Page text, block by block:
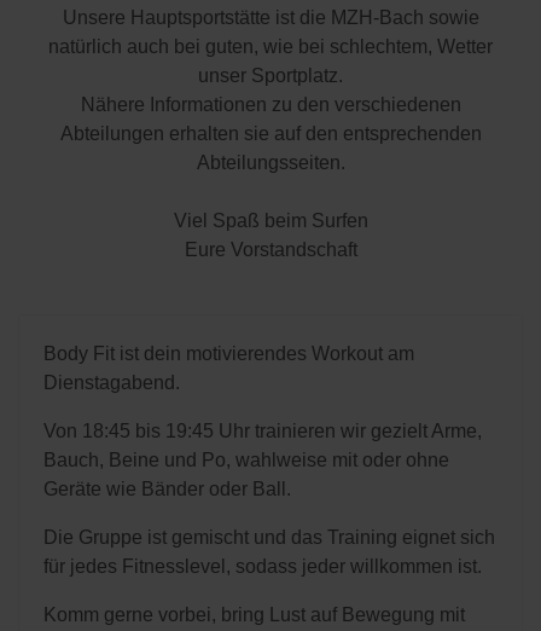
Unsere Hauptsportstätte ist die MZH-Bach sowie
natürlich auch bei guten, wie bei schlechtem, Wetter
unser Sportplatz.
Nähere Informationen zu den verschiedenen
Abteilungen erhalten sie auf den entsprechenden
Abteilungsseiten.
Viel Spaß beim Surfen
Eure Vorstandschaft
Body Fit ist dein motivierendes Workout am
Dienstagabend.
Von 18:45 bis 19:45 Uhr trainieren wir gezielt Arme,
Bauch, Beine und Po, wahlweise mit oder ohne
Geräte wie Bänder oder Ball.
Die Gruppe ist gemischt und das Training eignet sich
für jedes Fitnesslevel, sodass jeder willkommen ist.
Komm gerne vorbei, bring Lust auf Bewegung mit